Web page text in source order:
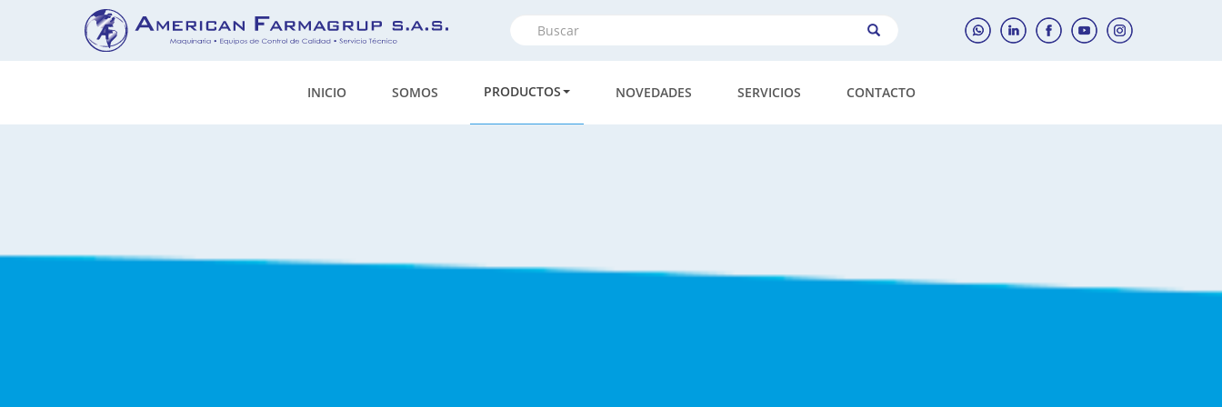
Formulario
búsqueda
INICIO SOMOS PRODUCTOS NOVEDADES SERVICIOS CONTACTO